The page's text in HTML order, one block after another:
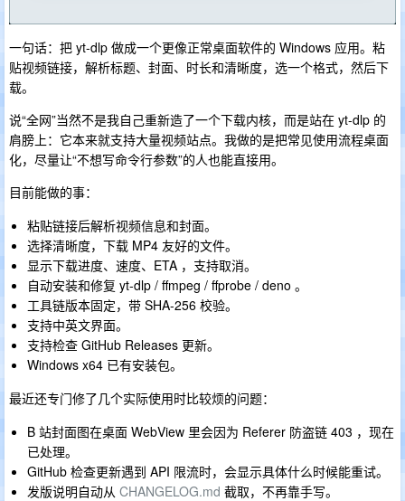
一句话：把 yt-dlp 做成一个更像正常桌面软件的 Windows 应用。粘
贴视频链接，解析标题、封面、时长和清晰度，选一个格式，然后下
载。
说“全网”当然不是我自己重新造了一个下载内核，而是站在 yt-dlp 的
肩膀上：它本来就支持大量视频站点。我做的是把常见使用流程桌面
化，尽量让“不想写命令行参数”的人也能直接用。
目前能做的事：
粘贴链接后解析视频信息和封面。
选择清晰度，下载 MP4 友好的文件。
显示下载进度、速度、ETA ，支持取消。
自动安装和修复 yt-dlp / ffmpeg / ffprobe / deno 。
工具链版本固定，带 SHA-256 校验。
支持中英文界面。
支持检查 GitHub Releases 更新。
Windows x64 已有安装包。
最近还专门修了几个实际使用时比较烦的问题：
B 站封面图在桌面 WebView 里会因为 Referer 防盗链 403 ，现在
已处理。
GitHub 检查更新遇到 API 限流时，会显示具体什么时候能重试。
发版说明自动从 CHANGELOG.md 截取，不再靠手写。